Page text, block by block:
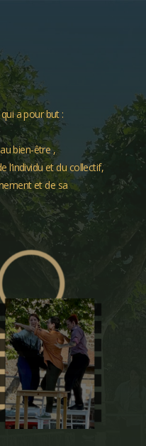
a pour but :
bien-être ,
l’individu et du collectif,
et de sa